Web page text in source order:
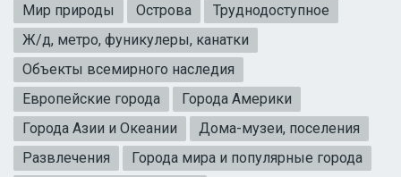
Мир природы
Острова
Труднодоступное
Ж/д, метро, фуникулеры, канатки
Объекты всемирного наследия
Европейские города
Города Америки
Города Азии и Океании
Дома-музеи, поселения
Развлечения
Города мира и популярные города